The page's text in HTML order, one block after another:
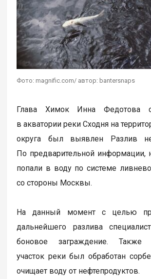
Фото: magnific.com/ автор: bantersnaps
Глава Химок Инна Федотова
в акватории реки Сходня на
округа был выявлен Разлив
По предварительной информации,
попали в воду по системе
со стороны Москвы.
На данный момент с целью
дальнейшего разлива
боновое заграждение. Также
участок реки был обработан
очищает воду от нефтепродуктов.